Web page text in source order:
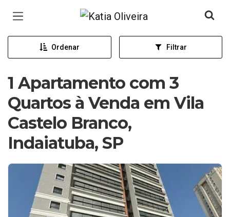
Página inicial
Ordenar Filtrar
1 Apartamento com 3
Quartos à Venda em Vila
Castelo Branco,
Indaiatuba, SP